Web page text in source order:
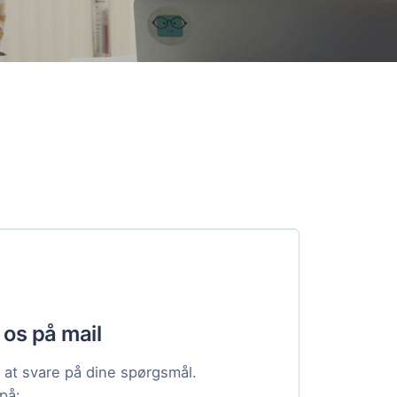
på mail
svare på dine spørgsmål.